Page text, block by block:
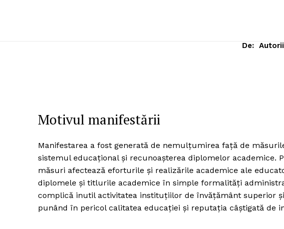
De:
Motivul manifestării
Manifestarea a fost generată de nemulțumirea față de
sistemul educațional și recunoașterea diplomelor academice.
măsuri afectează eforturile și realizările academice ale
diplomele și titlurile academice în simple formalități
complică inutil activitatea instituțiilor de învățământ superior
punând în pericol calitatea educației și reputația câștigată de